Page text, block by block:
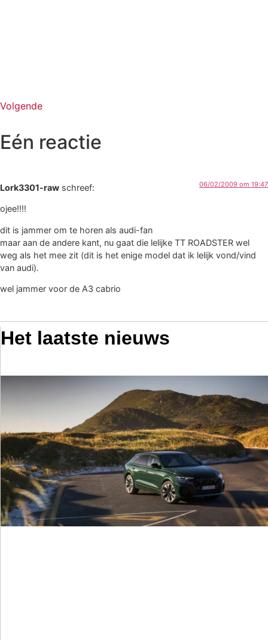
Volgende
Eén reactie
Lork3301-raw schreef: 06/02/2009 om 19:47
ojee!!!!
dit is jammer om te horen als audi-fan
maar aan de andere kant, nu gaat die lelijke TT ROADSTER wel
weg als het mee zit (dit is het enige model dat ik lelijk vond/vind
van audi).
wel jammer voor de A3 cabrio
Het laatste nieuws